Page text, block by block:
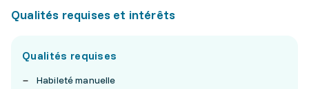
Qualités requises et intérêts
Qualités requises
Habileté manuelle